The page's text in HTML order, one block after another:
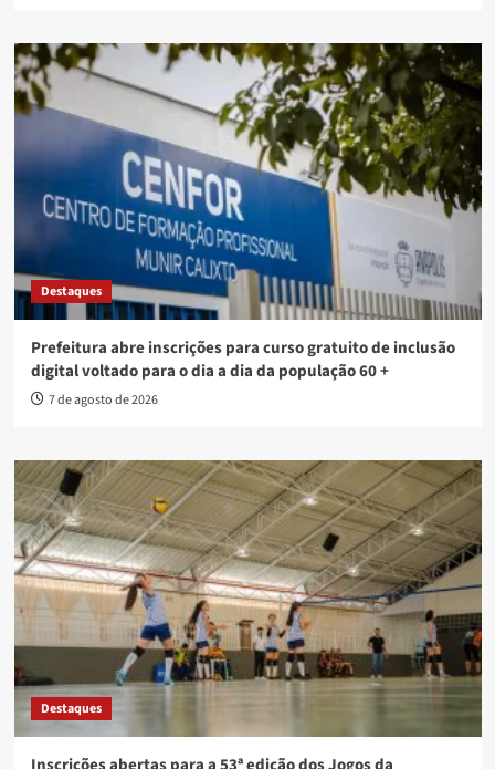
Destaques
Prefeitura abre inscrições para curso gratuito de inclusão
digital voltado para o dia a dia da população 60 +
7 de agosto de 2026
Destaques